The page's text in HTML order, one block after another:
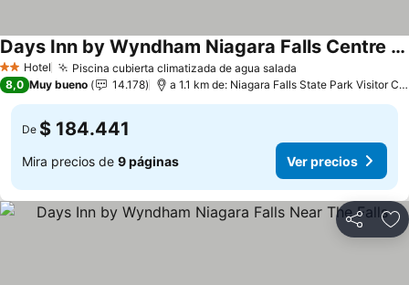
2 Estrellas
Hotel Piscina cubierta climatizada de agua salada
Days Inn by Wyndham Niagara Falls Centre St. By the Falls
Ver precios
8,0 Muy bueno 14.178 a 1.1 km de: Niagara Falls State Park Visitor
De $ 184.441
Mira precios de 9 páginas Ver precios
Compartir